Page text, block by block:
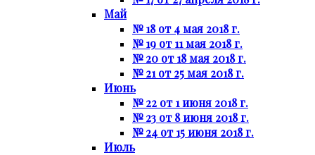
Май
№ 18 от 4 мая 2018 г.
№ 19 от 11 мая 2018 г.
№ 20 от 18 мая 2018 г.
№ 21 от 25 мая 2018 г.
Июнь
№ 22 от 1 июня 2018 г.
№ 23 от 8 июня 2018 г.
№ 24 от 15 июня 2018 г.
Июль